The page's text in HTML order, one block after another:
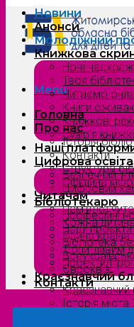
Menu
Головна
Про нас
Історія
Контакти
Структура
Офіційна
Читачам
Пам’ятка
Кожна
Єдина країна
Допитливим
Проєкти/
Краєзнавчий
Краєзнавчий
Історія
Новини
Анонси
Молодіжний
Книжкова
Нові
Твоя
Читаємо
Книги
Книжкові
Сузірʼя
Наші
Цифрова освіта
Безпечний
Цифровий
Бібліотекарю
Професійні
Наші
Бібліотека
Євроквіз
Контакти